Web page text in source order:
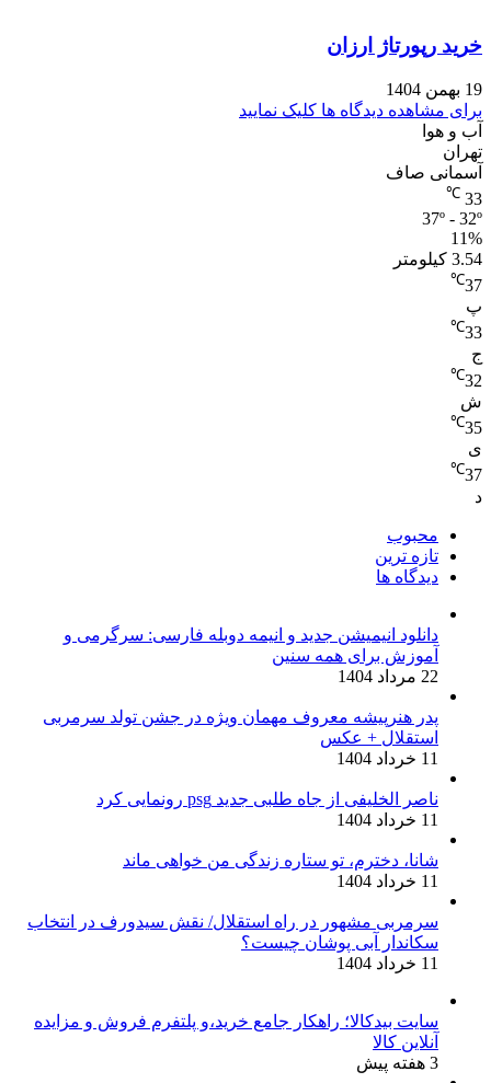
خرید رپورتاژ ارزان
19 بهمن 1404
برای مشاهده دیدگاه ها کلیک نمایید
آب و هوا
تهران
آسمانی صاف
33
℃
37º - 32º
11%
3.54 کیلومتر
37
℃
پ
33
℃
ج
32
℃
ش
35
℃
ی
37
℃
د
محبوب
تازه ترین
دیدگاه ها
دانلود انیمیشن جدید و انیمه دوبله فارسی: سرگرمی و
آموزش برای همه سنین
22 مرداد 1404
پدر هنرپیشه معروف مهمان ویژه در جشن تولد سرمربی
استقلال + عکس
11 خرداد 1404
ناصر الخلیفی از جاه طلبی جدید psg رونمایی کرد
11 خرداد 1404
شانا، دخترم، تو ستاره زندگی من خواهی ماند
11 خرداد 1404
سرمربی مشهور در راه استقلال/ نقش سیدورف در انتخاب
سکاندار آبی پوشان چیست؟
11 خرداد 1404
سایت بیدکالا؛ راهکار جامع خرید،و پلتفرم فروش و مزایده
آنلاین کالا
3 هفته پیش